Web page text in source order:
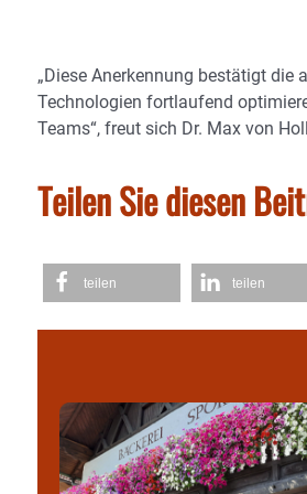
„Diese Anerkennung bestätigt
Technologien fortlaufend
Teams“, freut sich Dr. Max von
Teilen Sie diesen
teilen teilen